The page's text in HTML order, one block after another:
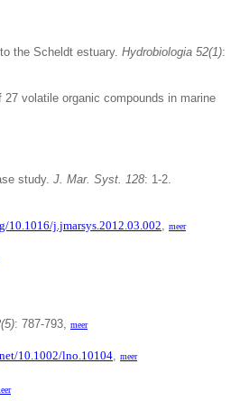
the Scheldt estuary. Hydrobiologia 52(1):
volatile organic compounds in marine
study. J. Mar. Syst. 128: 1-2.
10.1016/j.jmarsys.2012.03.002 meer
: 787-793, meer
10.1002/lno.10104 meer